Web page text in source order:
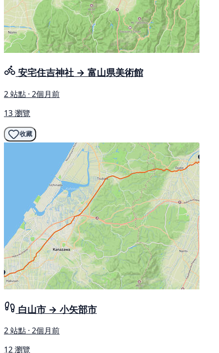
安宅住吉神社 → 富山県美術館
2 站點 · 2個月前
13 瀏覽
收藏
白山市 → 小矢部市
2 站點 · 2個月前
12 瀏覽